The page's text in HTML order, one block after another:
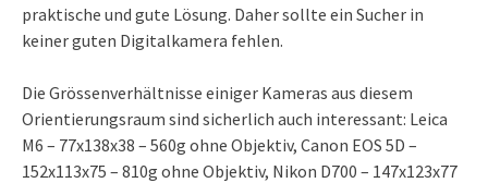
praktische und gute Lösung. Daher sollte ein Sucher in
keiner guten Digitalkamera fehlen.
Die Grössenverhältnisse einiger Kameras aus diesem
Orientierungsraum sind sicherlich auch interessant: Leica
M6 – 77x138x38 – 560g ohne Objektiv, Canon EOS 5D –
152x113x75 – 810g ohne Objektiv, Nikon D700 – 147x123x77